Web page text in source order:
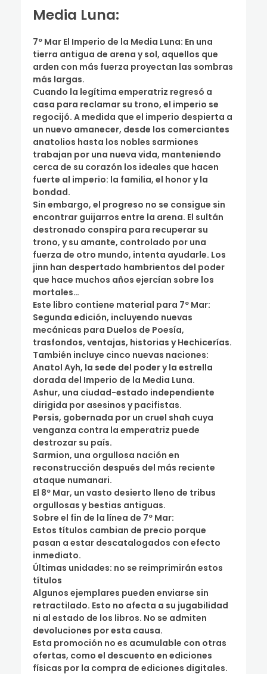
Media Luna:
7º Mar El Imperio de la Media Luna: En una
tierra antigua de arena y sol, aquellos que
arden con más fuerza proyectan las sombras
más largas.
Cuando la legítima emperatriz regresó a
casa para reclamar su trono, el imperio se
regocijó. A medida que el imperio despierta a
un nuevo amanecer, desde los comerciantes
anatolios hasta los nobles sarmiones
trabajan por una nueva vida, manteniendo
cerca de su corazón los ideales que hacen
fuerte al imperio: la familia, el honor y la
bondad.
Sin embargo, el progreso no se consigue sin
encontrar guijarros entre la arena. El sultán
destronado conspira para recuperar su
trono, y su amante, controlado por una
fuerza de otro mundo, intenta ayudarle. Los
jinn han despertado hambrientos del poder
que hace muchos años ejercían sobre los
mortales…
Este libro contiene material para 7º Mar:
Segunda edición, incluyendo nuevas
mecánicas para Duelos de Poesía,
trasfondos, ventajas, historias y Hechicerías.
También incluye cinco nuevas naciones:
Anatol Ayh, la sede del poder y la estrella
dorada del Imperio de la Media Luna.
Ashur, una ciudad-estado independiente
dirigida por asesinos y pacifistas.
Persis, gobernada por un cruel shah cuya
venganza contra la emperatriz puede
destrozar su país.
Sarmion, una orgullosa nación en
reconstrucción después del más reciente
ataque numanari.
El 8º Mar, un vasto desierto lleno de tribus
orgullosas y bestias antiguas.
Sobre el fin de la línea de 7º Mar:
Estos títulos cambian de precio porque
pasan a estar descatalogados con efecto
inmediato.
Últimas unidades: no se reimprimirán estos
títulos
Algunos ejemplares pueden enviarse sin
retractilado. Esto no afecta a su jugabilidad
ni al estado de los libros. No se admiten
devoluciones por esta causa.
Esta promoción no es acumulable con otras
ofertas, como el descuento en ediciones
físicas por la compra de ediciones digitales.